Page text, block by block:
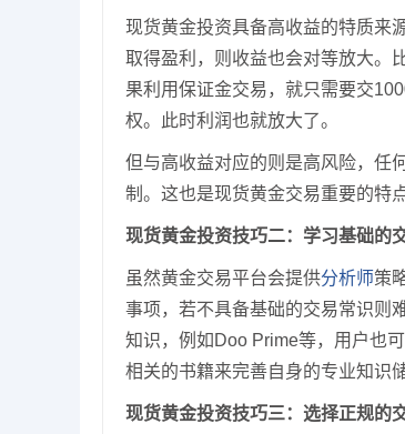
现货黄金投资具备高收益的特质来
取得盈利，则收益也会对等放大。
果利用保证金交易，就只需要交
权。此时利润也就放大了。
但与高收益对应的则是高风险，任
制。这也是现货黄金交易重要的特
现货黄金投资技巧二：学习基础的
虽然黄金交易平台会提供分析师策
事项，若不具备基础的交易常识则
知识，例如Doo Prime等，用户也
相关的书籍来完善自身的专业知识
现货黄金投资技巧三：选择正规的